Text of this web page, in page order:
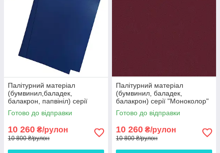
Палітурний матеріал
(бумвинил,баладек,
балакрон, папвініл) серії
"Моноколор" Plano синій 15-
602 Европа 100 метрів
Готово до відправки
10 260 ₴/рулон
10 800 ₴/рулон
Палітурний матеріал
(бумвинил, баладек,
балакрон) серії "Моноколор"
Plano бордовий 15-504
Европа 100 пог.м
Готово до відправки
10 260 ₴/рулон
10 800 ₴/рулон